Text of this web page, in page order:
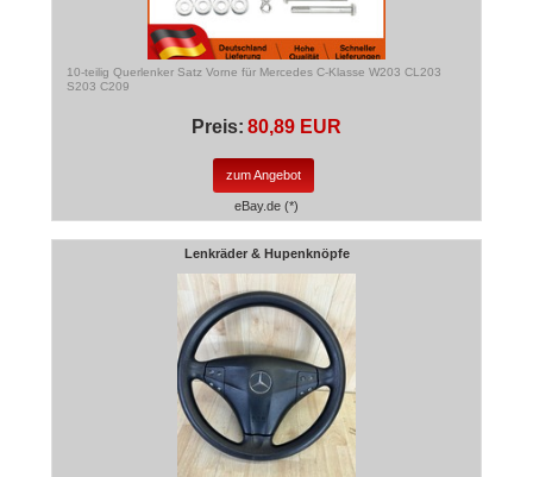
10-teilig Querlenker Satz Vorne für Mercedes C-Klasse W203 CL203
S203 C209
Preis: 80,89 EUR
zum Angebot
eBay.de (*)
Lenkräder & Hupenknöpfe